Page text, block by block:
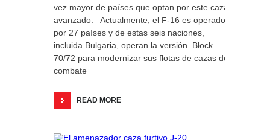
vez mayor de países que optan por este caza
avanzado. Actualmente, el F-16 es operado
por 27 países y de estas seis naciones,
incluida Bulgaria, operan la versión Block
70/72 para modernizar sus flotas de cazas de
combate
READ MORE